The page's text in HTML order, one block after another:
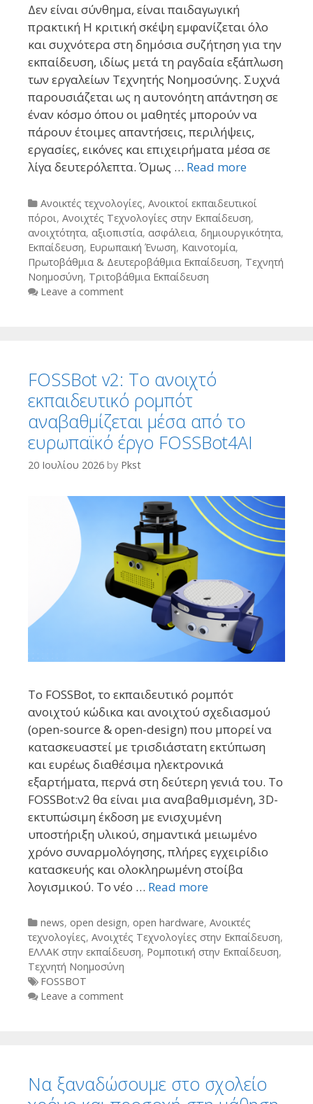
Δεν είναι σύνθημα, είναι παιδαγωγική
πρακτική Η κριτική σκέψη εμφανίζεται όλο
και συχνότερα στη δημόσια συζήτηση για την
εκπαίδευση, ιδίως μετά τη ραγδαία εξάπλωση
των εργαλείων Τεχνητής Νοημοσύνης. Συχνά
παρουσιάζεται ως η αυτονόητη απάντηση σε
έναν κόσμο όπου οι μαθητές μπορούν να
πάρουν έτοιμες απαντήσεις, περιλήψεις,
εργασίες, εικόνες και επιχειρήματα μέσα σε
λίγα δευτερόλεπτα. Όμως … Read more
Categories
Ανοικτές τεχνολογίες, Ανοικτοί εκπαιδευτικοί
πόροι, Ανοιχτές Τεχνολογίες στην Εκπαίδευση,
ανοιχτότητα, αξιοπιστία, ασφάλεια, δημιουργικότητα,
Εκπαίδευση, Ευρωπαική Ένωση, Καινοτομία,
Πρωτοβάθμια & Δευτεροβάθμια Εκπαίδευση, Τεχνητή
Νοημοσύνη, Τριτοβάθμια Εκπαίδευση
Leave a comment
FOSSBot v2: Το ανοιχτό
εκπαιδευτικό ρομπότ
αναβαθμίζεται μέσα από το
ευρωπαϊκό έργο FOSSBot4AI
20 Ιουλίου 2026 by Pkst
Το FOSSBot, το εκπαιδευτικό ρομπότ
ανοιχτού κώδικα και ανοιχτού σχεδιασμού
(open-source & open-design) που μπορεί να
κατασκευαστεί με τρισδιάστατη εκτύπωση
και ευρέως διαθέσιμα ηλεκτρονικά
εξαρτήματα, περνά στη δεύτερη γενιά του. Το
FOSSBot:v2 θα είναι μια αναβαθμισμένη, 3D-
εκτυπώσιμη έκδοση με ενισχυμένη
υποστήριξη υλικού, σημαντικά μειωμένο
χρόνο συναρμολόγησης, πλήρες εγχειρίδιο
κατασκευής και ολοκληρωμένη στοίβα
λογισμικού. Το νέο … Read more
Categories
news, open design, open hardware, Ανοικτές
τεχνολογίες, Ανοιχτές Τεχνολογίες στην Εκπαίδευση,
ΕΛΛΑΚ στην εκπαίδευση, Ρομποτική στην Εκπαίδευση,
Τεχνητή Νοημοσύνη
Tags
FOSSBOT
Leave a comment
Να ξαναδώσουμε στο σχολείο